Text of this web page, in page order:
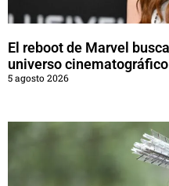
El reboot de Marvel
universo cinematográfico
5 agosto 2026